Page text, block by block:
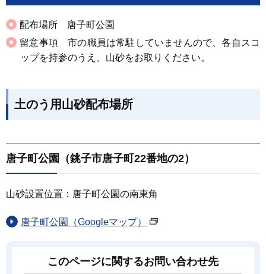
配布場所 唐子町公園
留意事項 市の職員は常駐していませんので、各自スコ
ップを持参のうえ、山砂をお取りください。
土のう用山砂配布場所
唐子町公園（銚子市唐子町22番地の2）
山砂設置位置：唐子町公園の南東角
唐子町公園（Googleマップ）
このページに関するお問い合わせ先